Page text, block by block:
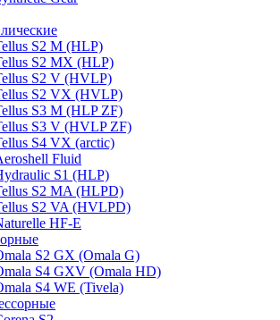
S2 M (HLP)
S2 MХ (HLP)
S2 V (HVLP)
S2 VX (HVLP)
S3 M (HLP ZF)
S3 V (HVLP ZF)
S4 VX (arctic)
Fluid
S1 (HLP)
S2 MA (HLPD)
S2 VA (HVLPD)
HF-E
S2 GX (Omala G)
S4 GXV (Omala HD)
S4 WE (Tivela)